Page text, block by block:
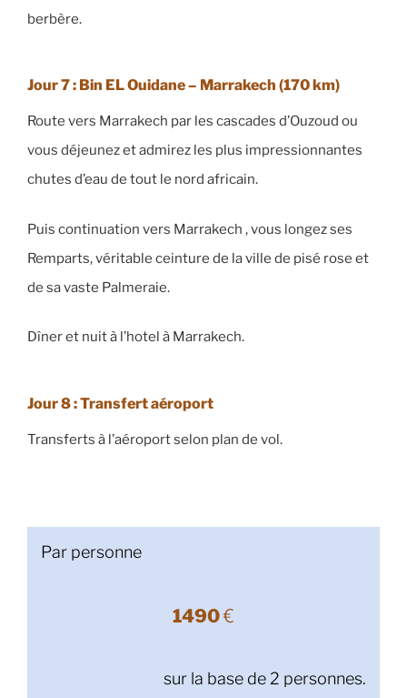
berbère.
Jour 7 : Bin EL Ouidane – Marrakech (170 km)
Route vers Marrakech par les cascades d’Ouzoud ou
vous déjeunez et admirez les plus impressionnantes
chutes d’eau de tout le nord africain.
Puis continuation vers Marrakech , vous longez ses
Remparts, véritable ceinture de la ville de pisé rose et
de sa vaste Palmeraie.
Dîner et nuit à l’hotel à Marrakech.
Jour 8 : Transfert aéroport
Transferts à l’aéroport selon plan de vol.
Par personne
1490€
sur la base de 2 personnes.